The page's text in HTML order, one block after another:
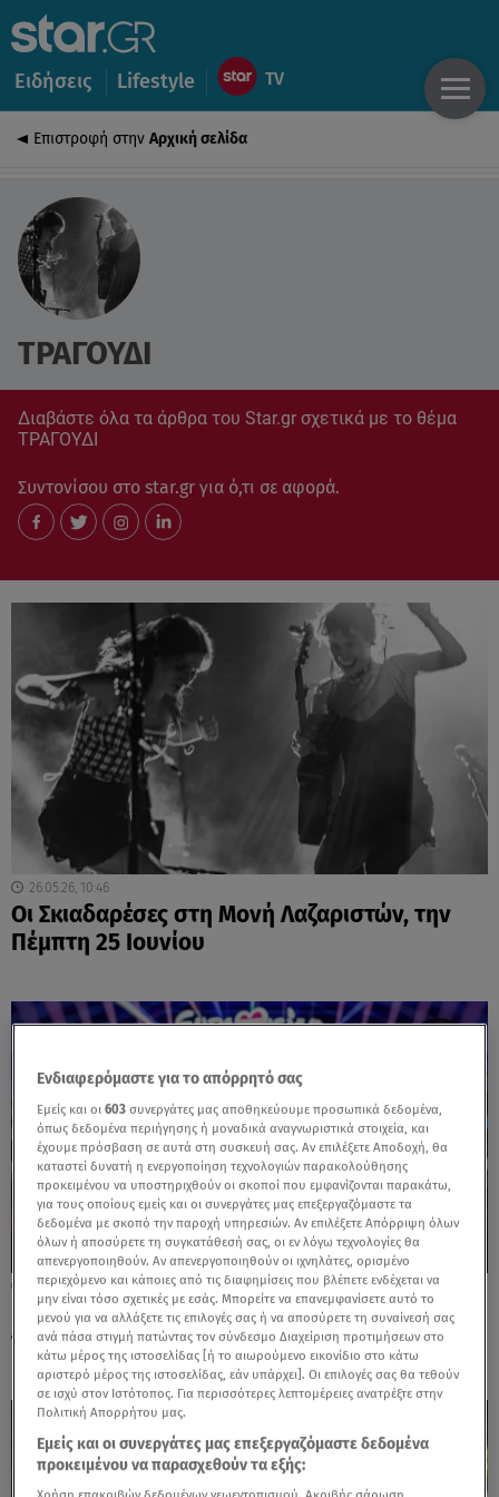
Ειδήσεις Lifestyle
Επιστροφή στην Αρχική σελίδα
ΤΡΑΓΟΥΔΙ
Διαβάστε όλα τα άρθρα του Star.gr σχετικά με το θέμα
ΤΡΑΓΟΥΔΙ
Συντονίσου στο star.gr για ό,τι σε αφορά.
26.05.26, 10:46
Οι Σκιαδαρέσες στη Μονή Λαζαριστών, την
Πέμπτη 25 Ιουνίου
24.05.26, 09:03
Eurovision: Το τραγούδι που έβαλε για
πρώτη φορά την Ελλάδα στην πεντάδα
Ενδιαφερόμαστε για το απόρρητό σας
Εμείς και οι603 συνεργάτες μας αποθηκεύουμε προσωπικά δεδομένα,
όπως δεδομένα περιήγησης ή μοναδικά αναγνωριστικά στοιχεία, και
έχουμε πρόσβαση σε αυτά στη συσκευή σας. Αν επιλέξετε Αποδοχή, θα
καταστεί δυνατή η ενεργοποίηση τεχνολογιών παρακολούθησης
προκειμένου να υποστηριχθούν οι σκοποί που εμφανίζονται παρακάτω,
για τους οποίους εμείς και οι συνεργάτες μας επεξεργαζόμαστε τα
δεδομένα με σκοπό την παροχή υπηρεσιών. Αν επιλέξετε Απόρριψη όλων
όλων ή αποσύρετε τη συγκατάθεσή σας, οι εν λόγω τεχνολογίες θα
απενεργοποιηθούν. Αν απενεργοποιηθούν οι ιχνηλάτες, ορισμένο
περιεχόμενο και κάποιες από τις διαφημίσεις που βλέπετε ενδέχεται να
μην είναι τόσο σχετικές με εσάς. Μπορείτε να επανεμφανίσετε αυτό το
μενού για να αλλάξετε τις επιλογές σας ή να αποσύρετε τη συναίνεσή σας
ανά πάσα στιγμή πατώντας τον σύνδεσμο Διαχείριση προτιμήσεων στο
κάτω μέρος της ιστοσελίδας [ή το αιωρούμενο εικονίδιο στο κάτω
αριστερό μέρος της ιστοσελίδας, εάν υπάρχει]. Οι επιλογές σας θα τεθούν
σε ισχύ στον Ιστότοπος. Για περισσότερες λεπτομέρειες ανατρέξτε στην
Πολιτική Απορρήτου μας.
Εμείς και οι συνεργάτες μας επεξεργαζόμαστε δεδομένα
προκειμένου να παρασχεθούν τα εξής: